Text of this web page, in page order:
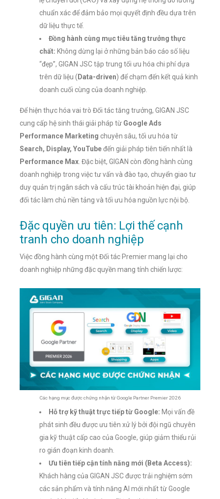
chuẩn xác để đảm bảo mọi quyết định đều dựa trên
dữ liệu thực tế.
Đồng hành cùng mục tiêu tăng trưởng thực
chất: Không dừng lại ở những bản báo cáo số liệu
“đẹp”, GIGAN JSC tập trung tối ưu hóa chi phí dựa
trên dữ liệu ( Data-driven) để chạm đến kết quả kinh
doanh cuối cùng của doanh nghiệp.
Để hiện thực hóa vai trò Đối tác tăng trưởng, GIGAN JSC
cung cấp hệ sinh thái giải pháp từ Google Ads
Performance Marketing chuyên sâu, tối ưu hóa từ
Search, Display, YouTubeđến giải pháp tiên tiến nhất là
Performance Max . Đặc biệt, GIGAN còn đồng hành cùng
doanh nghiệp trong việc tư vấn và đào tạo, chuyển giao tư
duy quản trị ngân sách và cấu trúc tài khoản hiện đại, giúp
đối tác làm chủ nền tảng và tối ưu hóa nguồn lực nội bộ.
Đặc quyền ưu tiên: Lợi thế cạnh
tranh cho doanh nghiệp
Việc đồng hành cùng một Đối tác Premier mang lại cho
doanh nghiệp những đặc quyền mang tính chiến lược:
Các hạng mục được chứng nhận từ Google Partner Premier 2026
Hỗ trợ kỹ thuật trực tiếp từ Google: Mọi vấn đề
phát sinh đều được ưu tiên xử lý bởi đội ngũ chuyên
gia kỹ thuật cấp cao của Google, giúp giảm thiểu rủi
ro gián đoạn kinh doanh.
Ưu tiên tiếp cận tính năng mới (Beta Access):
Khách hàng của GIGAN JSC được trải nghiệm sớm
các sản phẩm và tính năng AI mới nhất từ Google